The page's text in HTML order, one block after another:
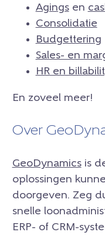
Agingsen
Consolidatie
Budgettering
Sales- en
HR en
En zoveel meer!
Over
GeoDynamicsis
oplossingen
doorgeven. Zeg
snelle
ERP- of CRM-